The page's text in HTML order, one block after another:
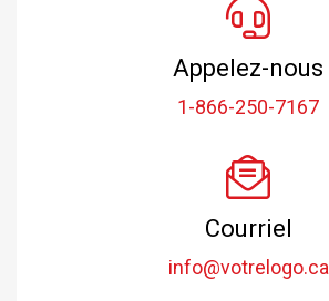
Appelez-nous
1-866-250-7167
Courriel
info@votrelogo.ca